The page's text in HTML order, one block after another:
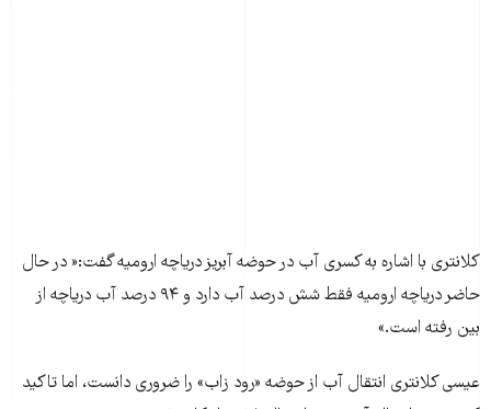
کلانتری با اشاره به کسری آب در حوضه آبریز دریاچه ارومیه گفت:« در حال
حاضر دریاچه ارومیه فقط شش درصد آب دارد و ۹۴ درصد آب دریاچه از
بین رفته است.»
عیسی کلانتری انتقال آب از حوضه «رود زاب» را ضروری دانست، اما تاکید